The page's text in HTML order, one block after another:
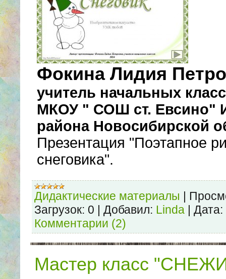
Фокина Лидия
учитель начальных
МКОУ " СОШ ст. Евсино"
района Новосибирской
Презентация "Поэтапное
снеговика".
Дидактические материалы |
Загрузок: 0 | Добавил: Linda | Дата:
Комментарии (2)
Мастер класс